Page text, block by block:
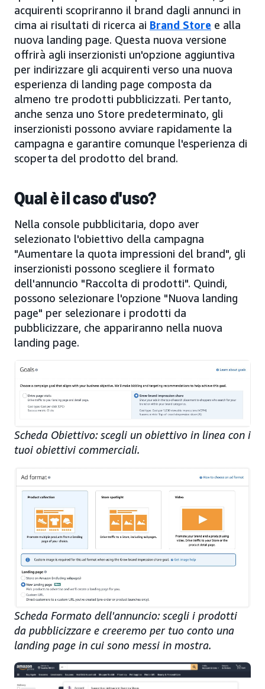
acquirenti scopriranno il brand dagli annunci in
cima ai risultati di ricerca ai Brand Store e alla
nuova landing page. Questa nuova versione
offrirà agli inserzionisti un'opzione aggiuntiva
per indirizzare gli acquirenti verso una nuova
esperienza di landing page composta da
almeno tre prodotti pubblicizzati. Pertanto,
anche senza uno Store predeterminato, gli
inserzionisti possono avviare rapidamente la
campagna e garantire comunque l'esperienza di
scoperta del prodotto del brand.
Qual è il caso d'uso?
Nella console pubblicitaria, dopo aver
selezionato l'obiettivo della campagna
"Aumentare la quota impressioni del brand", gli
inserzionisti possono scegliere il formato
dell'annuncio "Raccolta di prodotti". Quindi,
possono selezionare l'opzione "Nuova landing
page" per selezionare i prodotti da
pubblicizzare, che appariranno nella nuova
landing page.
Scheda Obiettivo: scegli un obiettivo in linea con i
tuoi obiettivi commerciali.
Scheda Formato dell'annuncio: scegli i prodotti
da pubblicizzare e creeremo per tuo conto una
landing page in cui sono messi in mostra.